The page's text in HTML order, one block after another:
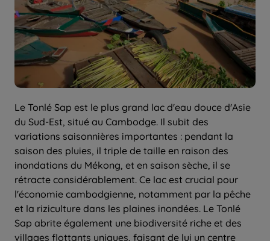
Le Tonlé Sap est le plus grand lac d'eau douce d'Asie
du Sud-Est, situé au Cambodge. Il subit des
variations saisonnières importantes : pendant la
saison des pluies, il triple de taille en raison des
inondations du Mékong, et en saison sèche, il se
rétracte considérablement. Ce lac est crucial pour
l'économie cambodgienne, notamment par la pêche
et la riziculture dans les plaines inondées. Le Tonlé
Sap abrite également une biodiversité riche et des
villages flottants uniques, faisant de lui un centre